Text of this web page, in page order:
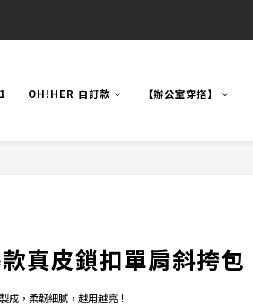
OH!HER 自訂款 【辦公室穿搭】
真皮鎖扣單肩斜挎包
成，柔韌細膩，越用越亮！